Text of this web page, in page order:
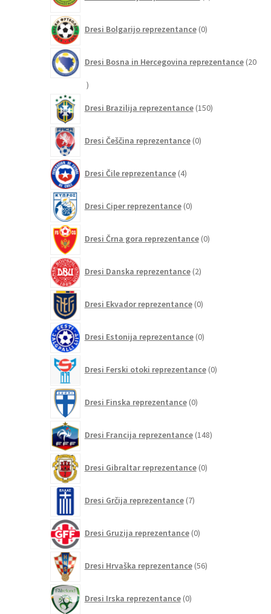
Dresi Bolgarijo reprezentance 0izdelkov
Dresi Bosna in Hercegovina reprezentance 20
20
Dresi Brazilija reprezentance 150izdelkov
Dresi Češčina reprezentance 0izdelkov
Dresi Čile reprezentance 4izdelki
Dresi Ciper reprezentance 0izdelkov
Dresi Črna gora reprezentance 0izdelkov
Dresi Danska reprezentance 2izdelka
Dresi Ekvador reprezentance 0izdelkov
Dresi Estonija reprezentance 0izdelkov
Dresi Ferski otoki reprezentance 0izdelkov
Dresi Finska reprezentance 0izdelkov
Dresi Francija reprezentance 148izdelkov
Dresi Gibraltar reprezentance 0izdelkov
Dresi Grčija reprezentance 7izdelkov
Dresi Gruzija reprezentance 0izdelkov
Dresi Hrvaška reprezentance 56izdelkov
Dresi Irska reprezentance 0izdelkov